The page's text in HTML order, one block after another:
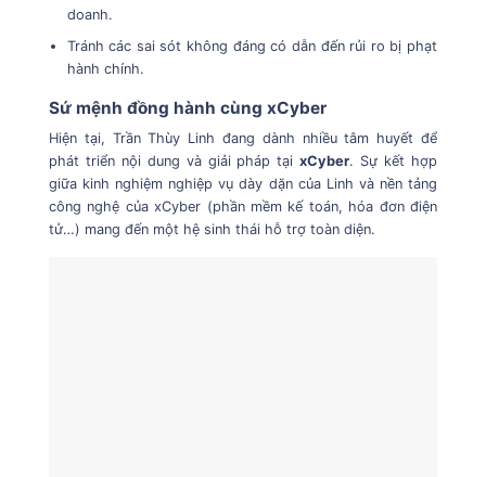
doanh.
Tránh các sai sót không đáng có dẫn đến rủi ro bị phạt
hành chính.
Sứ mệnh đồng hành cùng xCyber
Hiện tại, Trần Thùy Linh đang dành nhiều tâm huyết để
phát triển nội dung và giải pháp tạixCyber. Sự kết hợp
giữa kinh nghiệm nghiệp vụ dày dặn của Linh và nền tảng
công nghệ của xCyber (phần mềm kế toán, hóa đơn điện
tử…) mang đến một hệ sinh thái hỗ trợ toàn diện.